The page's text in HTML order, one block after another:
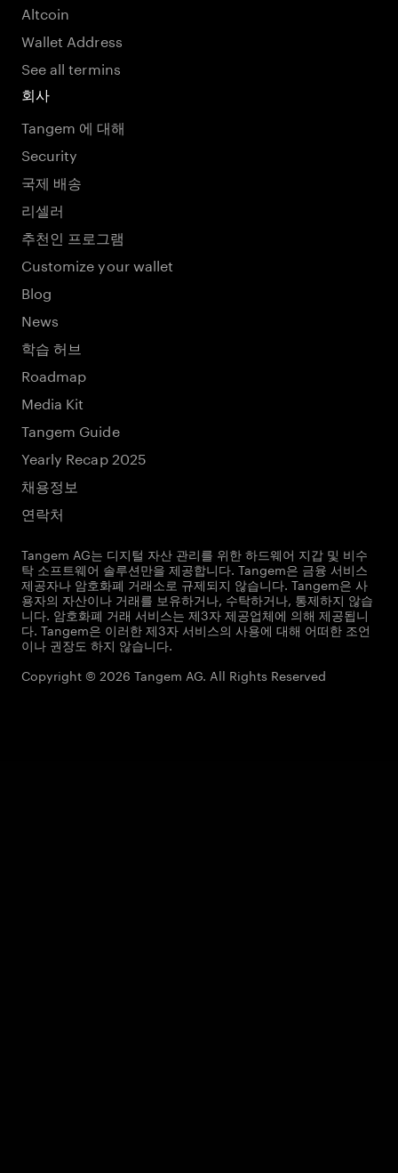
Altcoin
Wallet Address
See all termins
회사
Tangem 에 대해
Security
국제 배송
리셀러
추천인 프로그램
Customize your wallet
Blog
News
학습 허브
Roadmap
Media Kit
Tangem Guide
Yearly Recap 2025
채용정보
연락처
Tangem AG는 디지털 자산 관리를 위한 하드웨어 지갑 및 비수
탁 소프트웨어 솔루션만을 제공합니다. Tangem은 금융 서비스
제공자나 암호화폐 거래소로 규제되지 않습니다. Tangem은 사
용자의 자산이나 거래를 보유하거나, 수탁하거나, 통제하지 않습
니다. 암호화폐 거래 서비스는 제3자 제공업체에 의해 제공됩니
다. Tangem은 이러한 제3자 서비스의 사용에 대해 어떠한 조언
이나 권장도 하지 않습니다.